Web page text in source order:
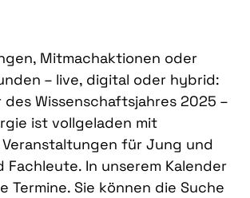
Mitmachaktionen oder
– live, digital oder hybrid:
des Wissenschaftsjahres 2025 –
ist vollgeladen mit
für Jung und
Fachleute. In unserem Kalender
Termine. Sie können die Suche